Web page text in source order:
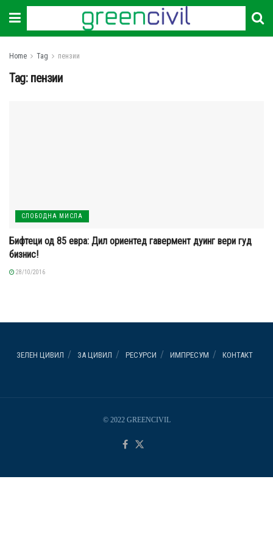
Home Tag пензии
Tag: пензии
СЛОБОДНА МИСЛА
Бифтеци од 85 евра: Дил ориентед гавермент дуинг вери гуд
бизнис!
28/10/2016
ЗЕЛЕН ЦИВИЛ ЗА ЦИВИЛ РЕСУРСИ ИМПРЕСУМ КОНТАКТ
© 2022 GREENCIVIL